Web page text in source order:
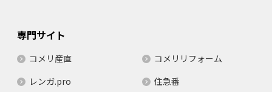
専門サイト
コメリ産直
コメリリフォーム
レンガ.pro
住急番